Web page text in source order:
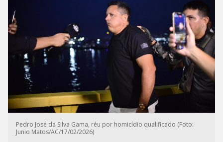
Pedro José da Silva Gama, réu por homicídio qualificado (Foto:
Junio Matos/AC/17/02/2026)